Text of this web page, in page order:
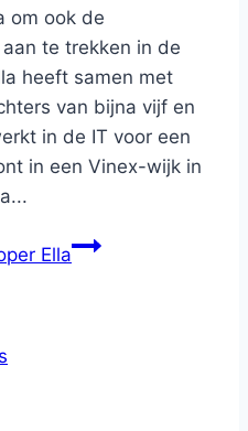
om ook de
te trekken in de
heeft samen met
van bijna vijf en
in de IT voor een
in een Vinex-wijk in
Ella